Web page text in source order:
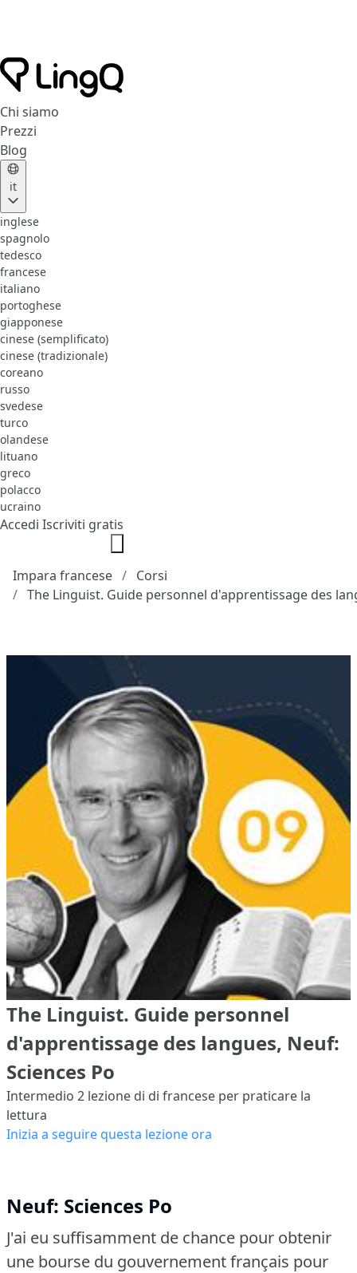
Chi siamo
Prezzi
Blog
it
inglese
spagnolo
tedesco
francese
italiano
portoghese
giapponese
cinese (semplificato)
cinese (tradizionale)
coreano
russo
svedese
turco
olandese
lituano
greco
polacco
ucraino
Accedi Iscriviti gratis
Impara francese
Corsi
The Linguist. Guide personnel d'apprentissage des
The Linguist. Guide personnel
d'apprentissage des langues, Neuf:
Sciences Po
Intermedio 2 lezione di di francese per praticare la
lettura
Inizia a seguire questa lezione ora
Neuf: Sciences Po
J'ai eu suffisamment de chance pour obtenir
une bourse du gouvernement français pour